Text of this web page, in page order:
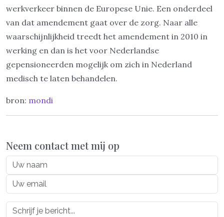
werkverkeer binnen de Europese Unie. Een onderdeel
van dat amendement gaat over de zorg. Naar alle
waarschijnlijkheid treedt het amendement in 2010 in
werking en dan is het voor Nederlandse
gepensioneerden mogelijk om zich in Nederland
medisch te laten behandelen.
bron: mondi
Neem contact met mij op